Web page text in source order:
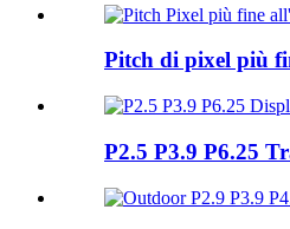
Pitch di pixel più
P2.5 P3.9 P6.25